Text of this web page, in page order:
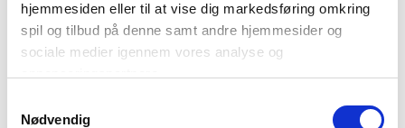
hjemmesiden eller til at vise dig markedsføring omkring
spil og tilbud på denne samt andre hjemmesider og
sociale medier igennem vores analyse og
Du kan læse mere om vores brug af cookies under
Nødvendig